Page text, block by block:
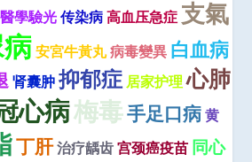
醫學驗光 传染病 高血压急症支氣
安宮牛黃丸病毒變異 白血病
肾囊肿 抑郁症居家护理心肺
心病梅毒手足口病 黄
丁肝治疗龋齿 宫颈癌疫苗 同心